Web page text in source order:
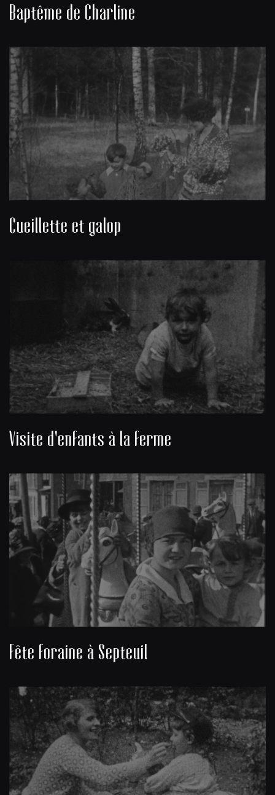
Baptême de Charline
Cueillette et galop
Visite d'enfants à la ferme
Fête foraine à Septeuil